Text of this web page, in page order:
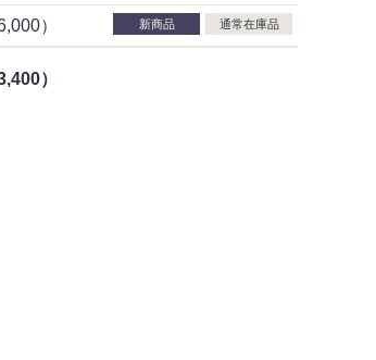
） 新商品 通常在庫品
）